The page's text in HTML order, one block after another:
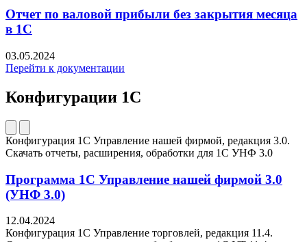
Отчет по валовой прибыли без закрытия месяца
в 1С
03.05.2024
Перейти к документации
Конфигурации 1С
Конфигурация 1С Управление нашей фирмой, редакция 3.0.
Скачать отчеты, расширения, обработки для 1C УНФ 3.0
Программа 1С Управление нашей фирмой 3.0
(УНФ 3.0)
12.04.2024
Конфигурация 1С Управление торговлей, редакция 11.4.